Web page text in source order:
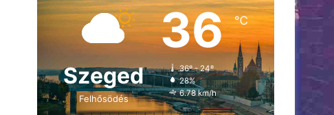
Szeged
Felhősödés
36℃
36º - 24º
28%
6.78 km/h